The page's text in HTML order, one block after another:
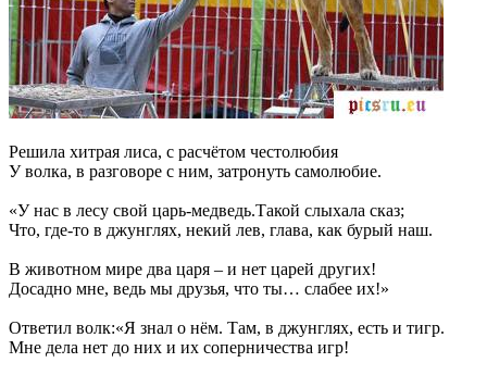
Решила хитрая лиса, с расчётом честолюбия
У волка, в разговоре с ним, затронуть самолюбие.
«У нас в лесу свой царь-медведь.Такой слыхала сказ;
Что, где-то в джунглях, некий лев, глава, как бурый наш.
В животном мире два царя – и нет царей других!
Досадно мне, ведь мы друзья, что ты… слабее их!»
Ответил волк:«Я знал о нём. Там, в джунглях, есть и тигр.
Мне дела нет до них и их соперничества игр!